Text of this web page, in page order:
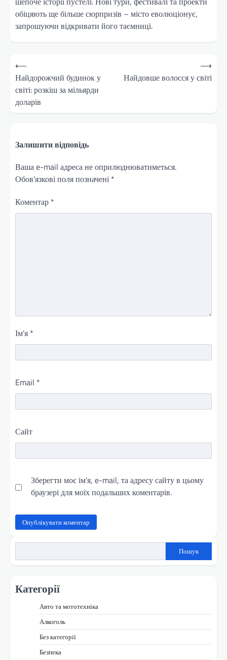
обіцяють ще більше сюрпризів – місто еволюціонує,
запрошуючи відкривати його таємниці.
Навігація
записів
⟵
Найдорожчий будинок у
світі: розкіш за мільярди
доларів
Найдовше волосся у світі
⟶
Залишити відповідь
Ваша e-mail адреса не оприлюднюватиметься.
Обов’язкові поля позначені *
Коментар *
Ім'я *
Email *
Сайт
Зберегти моє ім'я, e-mail, та адресу сайту в цьому
браузері для моїх подальших коментарів.
Пошук
Категорії
Авто та мототехніка
Алкоголь
Без категорії
Безпека